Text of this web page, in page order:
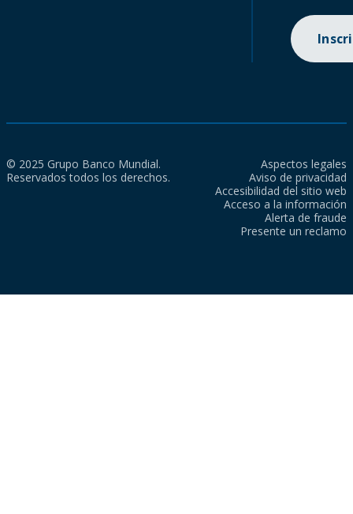
© 2025 Grupo Banco Mundial.
Reservados todos los derechos.
Aspectos legales
Aviso de privacidad
Accesibilidad del sitio web
Acceso a la información
Alerta de fraude
Presente un reclamo